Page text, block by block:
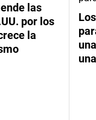
las
por los
la